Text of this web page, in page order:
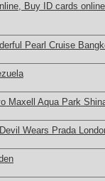
Buy ID cards
Pearl Cruise
Maxell Aqua Park
Wears Prada